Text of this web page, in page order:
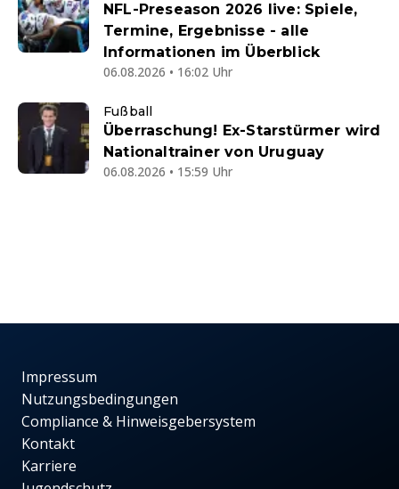
NFL-Preseason 2026 live: Spiele,
Termine, Ergebnisse - alle
Informationen im Überblick
06.08.2026 • 16:02 Uhr
Fußball
Überraschung! Ex-Starstürmer wird
Nationaltrainer von Uruguay
06.08.2026 • 15:59 Uhr
Impressum
Nutzungsbedingungen
Compliance & Hinweisgebersystem
Kontakt
Karriere